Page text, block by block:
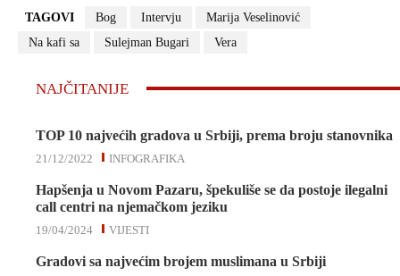
TAGOVI Bog Intervju
Marija Veselinović
Na kafi sa
Sulejman Bugari Vera
NAJČITANIJE
TOP 10 najvećih gradova u Srbiji, prema broju stanovnika
INFOGRAFIKA
21/12/2022
Hapšenja u Novom Pazaru, špekuliše se da postoje ilegalni
call centri na njemačkom jeziku
VIJESTI
19/04/2024
Gradovi sa najvećim brojem muslimana u Srbiji